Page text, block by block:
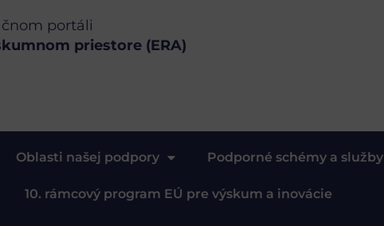
portáli
priestore (ERA)
Oblasti našej podpory Podporné schémy a služby
10. rámcový program EÚ pre výskum a inovácie